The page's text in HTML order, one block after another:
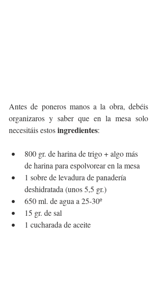
Antes de poneros manos a la obra, debéis
organizaros y saber que en la mesa solo
necesitáis estos ingredientes:
800 gr. de harina de trigo + algo más
de harina para espolvorear en la mesa
1 sobre de levadura de panadería
deshidratada (unos 5,5 gr.)
650 ml. de agua a 25-30º
15 gr. de sal
1 cucharada de aceite